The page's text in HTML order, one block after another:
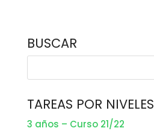
BUSCAR
TAREAS POR NIVELES
3 años – Curso 21/22